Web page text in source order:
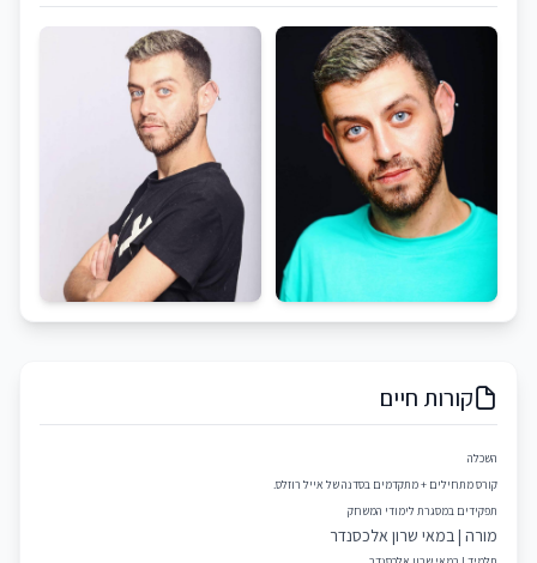
קורות חיים
השכלה
קורס מתחילים + מתקדמים בסדנה של אייל רוזלס.
תפקידים במסגרת לימודי המשחק
מורה | במאי שרון אלכסנדר